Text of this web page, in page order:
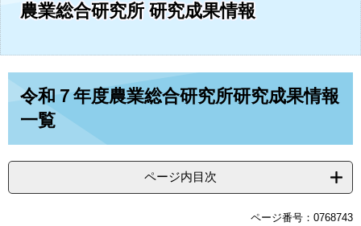
て
本
文
へ
農業総合研究所 研究成果情報
令和７年度農業総合研究所研究成果情報
一覧
ページ内目次
ページ番号：0768743